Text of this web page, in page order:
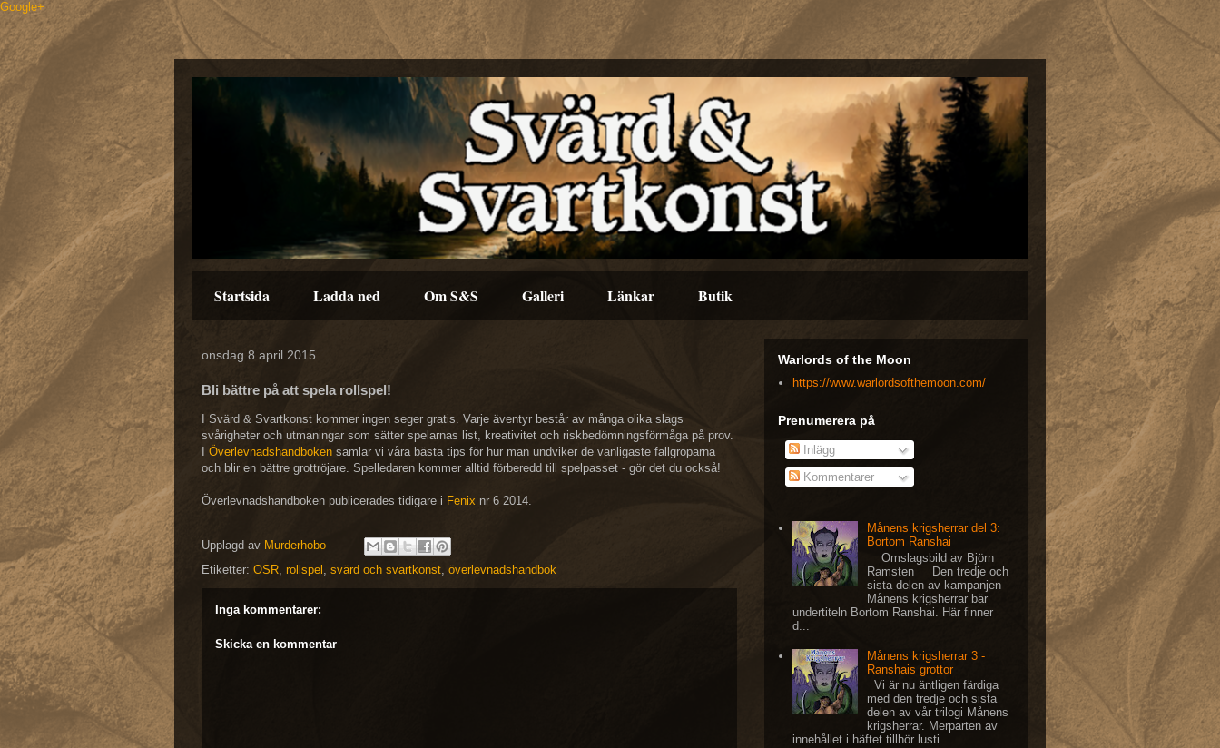
Google+
Startsida Ladda ned Om S&S Galleri Länkar Butik
onsdag 8 april 2015
Bli bättre på att spela rollspel!
I Svärd & Svartkonst kommer ingen seger gratis. Varje äventyr består av många olika slags
svårigheter och utmaningar som sätter spelarnas list, kreativitet och riskbedömningsförmåga på prov.
Överlevnadshandboken samlar vi våra bästa tips för hur man undviker de vanligaste fallgroparna
och blir en bättre grottröjare. Spelledaren kommer alltid förberedd till spelpasset - gör det du också!
Överlevnadshandboken publicerades tidigare i Fenix nr 6 2014.
Upplagd av Murderhobo
Etiketter: OSR, rollspel , svärd och svartkonst, överlevnadshandbok
Inga kommentarer:
Skicka en kommentar
Warlords of the Moon
https://www.warlordsofthemoon.com/
Prenumerera på
Inlägg
Kommentarer
Månens krigsherrar del 3:
Bortom Ranshai
Omslagsbild av Björn
Ramsten Den tredje och
sista delen av kampanjen
Månens krigsherrar bär
undertiteln Bortom Ranshai. Här finner
d...
Månens krigsherrar 3 -
Ranshais grottor
Vi är nu äntligen färdiga
med den tredje och sista
delen av vår trilogi Månens
krigsherrar. Merparten av
innehållet i häftet tillhör lusti...